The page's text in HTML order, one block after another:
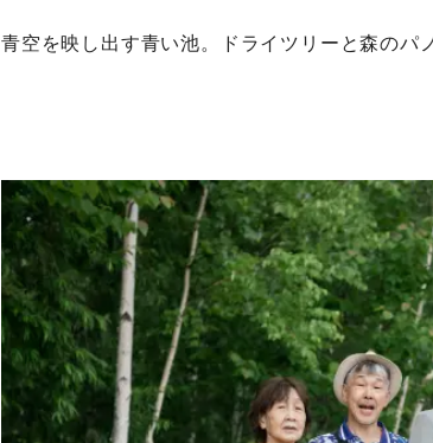
青空を映し出す青い池。ドライツリーと森のパ